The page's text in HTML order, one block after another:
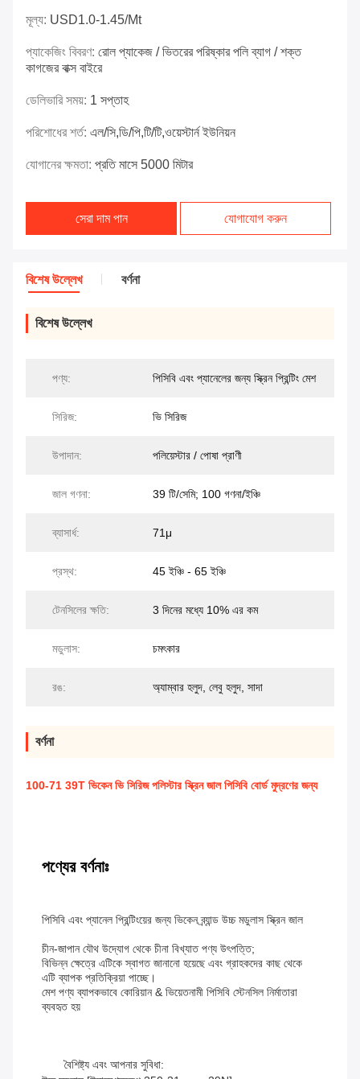
মূল্য: USD1.0-1.45/mt
প্যাকেজিং বিবরণ: রোল প্যাকেজ / ভিতরের পরিষ্কার পলি ব্যাগ / শক্ত
কাগজের বাক্স বাইরে
ডেলিভারি সময়: 1 সপ্তাহ
পরিশোধের শর্ত: এল/সি,ডি/পি,টি/টি,ওয়েস্টার্ন ইউনিয়ন
যোগানের ক্ষমতা: প্রতি মাসে 5000 মিটার
সেরা দাম পান যোগাযোগ করুন
বিশেষ উল্লেখ বর্ণনা
বিশেষ উল্লেখ
পণ্য: পিসিবি এবং প্যানেলের জন্য স্ক্রিন প্রিন্টিং মেশ
সিরিজ: ভি সিরিজ
উপাদান: পলিয়েস্টার / পোষা প্রাণী
জাল গণনা: 39 টি/সেমি; 100 গণনা/ইঞ্চি
ব্যাসার্ধ: 71μ
প্রস্থ: 45 ইঞ্চি - 65 ইঞ্চি
টেনসিলের ক্ষতি: 3 দিনের মধ্যে 10% এর কম
মডুলাস: চমৎকার
রঙ: অ্যাম্বার হলুদ, লেবু হলুদ, সাদা
বর্ণনা
100-71 39T ভিকেন ভি সিরিজ পলিস্টার স্ক্রিন জাল পিসিবি বোর্ড মুদ্রণের জন্য
পণ্যের বর্ণনাঃ
পিসিবি এবং প্যানেল প্রিন্টিংয়ের জন্য ভিকেন ব্র্যান্ড উচ্চ মডুলাস স্ক্রিন জাল
চীন-জাপান যৌথ উদ্যোগ থেকে চীনা বিখ্যাত পণ্য উৎপত্তি;
বিভিন্ন ক্ষেত্রে এটিকে স্বাগত জানানো হয়েছে এবং গ্রাহকদের কাছ থেকে
এটি ব্যাপক প্রতিক্রিয়া পাচ্ছে।
মেশ পণ্য ব্যাপকভাবে কোরিয়ান & ভিয়েতনামী পিসিবি স্টেনসিল নির্মাতারা
ব্যবহৃত হয়
বৈশিষ্ট্য এবং আপনার সুবিধা: